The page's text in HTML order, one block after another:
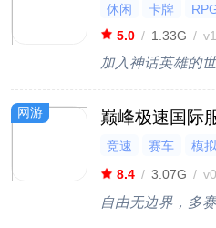
休闲 卡牌
5.0 / 1.33G /
网游 巅峰极速国际
竞速 赛车 模拟
多人联机
8.4 / 3.07G /
自由无边界，多